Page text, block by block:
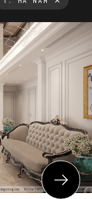
nhật
và trên thế